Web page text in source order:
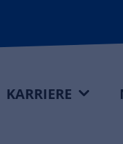
KARRIERE